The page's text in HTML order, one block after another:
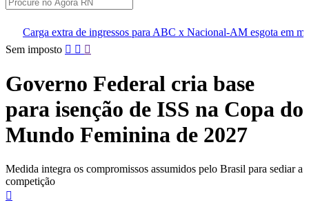
para ABC x Nacional-AM esgota em minutos
Cúpula do
Pular
conteúdo
Sem imposto
Governo Federal cria base
para isenção de ISS na Copa do
Mundo Feminina de 2027
Medida integra os compromissos assumidos pelo Brasil para sediar a
competição